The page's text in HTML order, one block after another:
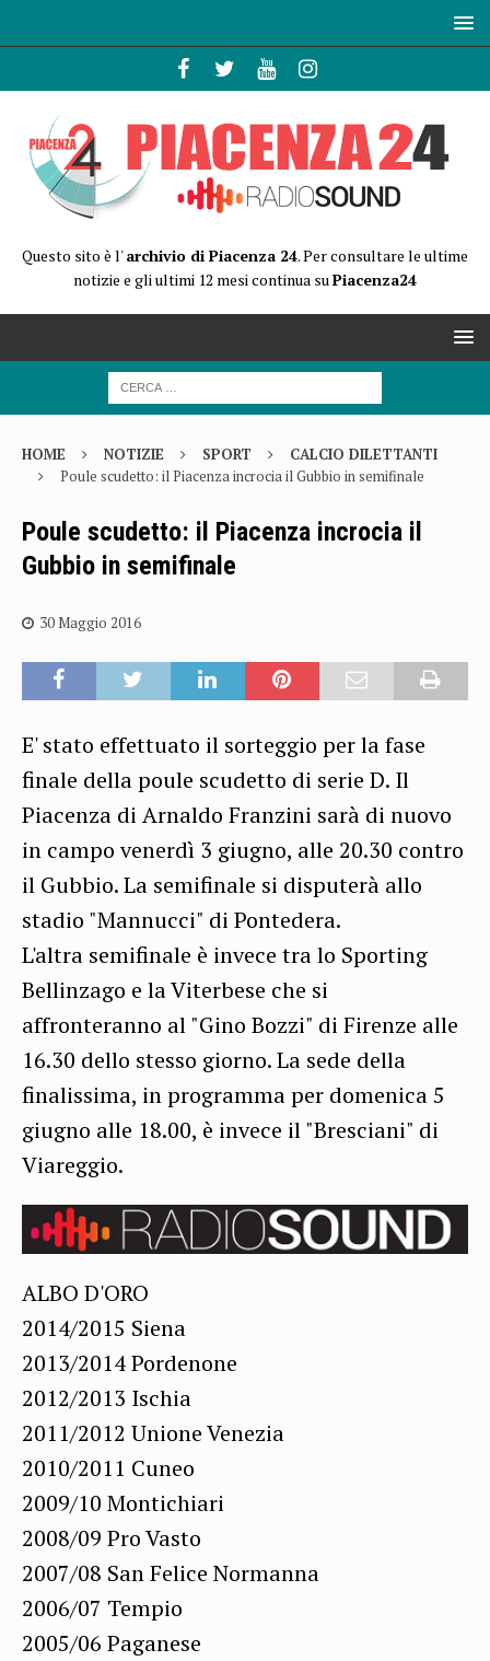
Questo sito è l'archivio di Piacenza 24. Per consultare le ultime
notizie e gli ultimi 12 mesi continua suPiacenza24
HOME NOTIZIE SPORT
CALCIO DILETTANTI
Poule scudetto: il Piacenza incrocia il Gubbio in semifinale
Poule scudetto: il Piacenza incrocia il
Gubbio in semifinale
30 Maggio 2016
E' stato effettuato il sorteggio per la fase
finale della poule scudetto di serie D. Il
Piacenza di Arnaldo Franzini sarà di nuovo
in campo venerdì 3 giugno, alle 20.30 contro
il Gubbio. La semifinale si disputerà allo
stadio "Mannucci" di Pontedera.
L'altra semifinale è invece tra lo Sporting
Bellinzago e la Viterbese che si
affronteranno al "Gino Bozzi" di Firenze alle
16.30 dello stesso giorno. La sede della
finalissima, in programma per domenica 5
giugno alle 18.00, è invece il "Bresciani" di
Viareggio.
ALBO D'ORO
2014/2015 Siena
2013/2014 Pordenone
2012/2013 Ischia
2011/2012 Unione Venezia
2010/2011 Cuneo
2009/10 Montichiari
2008/09 Pro Vasto
2007/08 San Felice Normanna
2006/07 Tempio
2005/06 Paganese